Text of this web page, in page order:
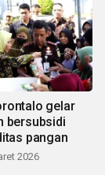
gelar
bersubsidi
pangan
2026